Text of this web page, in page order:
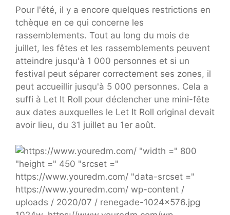
Pour l'été, il y a encore quelques restrictions en
tchèque en ce qui concerne les
rassemblements. Tout au long du mois de
juillet, les fêtes et les rassemblements peuvent
atteindre jusqu'à 1 000 personnes et si un
festival peut séparer correctement ses zones, il
peut accueillir jusqu'à 5 000 personnes. Cela a
suffi à Let It Roll pour déclencher une mini-fête
aux dates auxquelles le Let It Roll original devait
avoir lieu, du 31 juillet au 1er août.